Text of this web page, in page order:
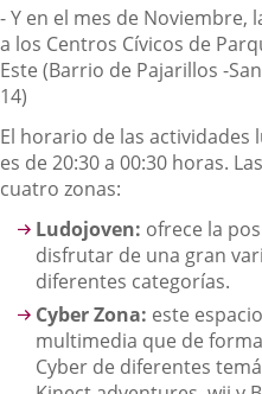
- Y en el mes de Noviembre,
a los Centros Cívicos de
Este (Barrio de Pajarillos -
14)
El horario de las actividades
es de 20:30 a 00:30 horas.
cuatro zonas:
Ludojoven: ofrece la
disfrutar de una gran
diferentes categorías.
Cyber Zona: este
multimedia que de
Cyber de diferentes